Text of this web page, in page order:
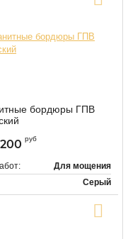
бордюры ГПВ
руб
Для мощения
Серый